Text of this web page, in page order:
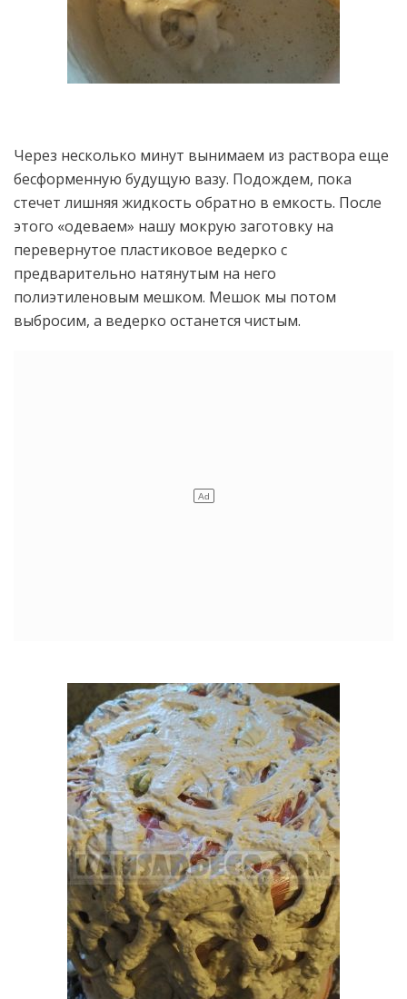
Через несколько минут вынимаем из раствора еще
бесформенную будущую вазу. Подождем, пока
стечет лишняя жидкость обратно в емкость. После
этого «одеваем» нашу мокрую заготовку на
перевернутое пластиковое ведерко с
предварительно натянутым на него
полиэтиленовым мешком. Мешок мы потом
выбросим, а ведерко останется чистым.